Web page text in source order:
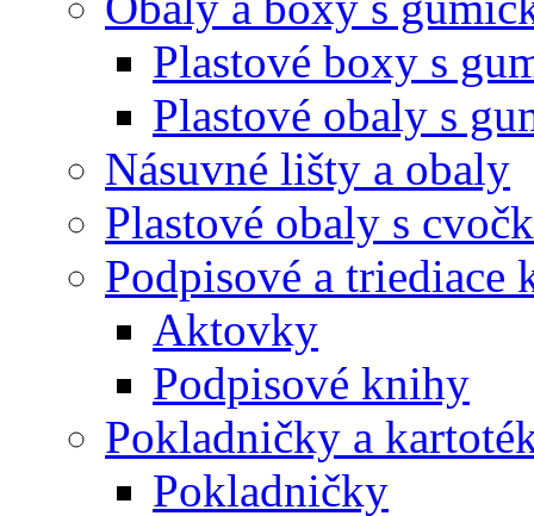
Plastové boxy s
Plastové obaly s
Násuvné lišty a obaly
Plastové obaly s
Podpisové a triediace
Aktovky
Podpisové knihy
Pokladničky a
Pokladničky